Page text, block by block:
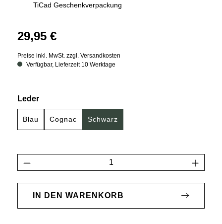
TiCad Geschenkverpackung
29,95 €
Preise inkl. MwSt. zzgl. Versandkosten
Verfügbar, Lieferzeit 10 Werktage
Lederauswählen
Blau Cognac Schwarz
Produkt Anzahl: Gib den gewünschten
IN DEN WARENKORB